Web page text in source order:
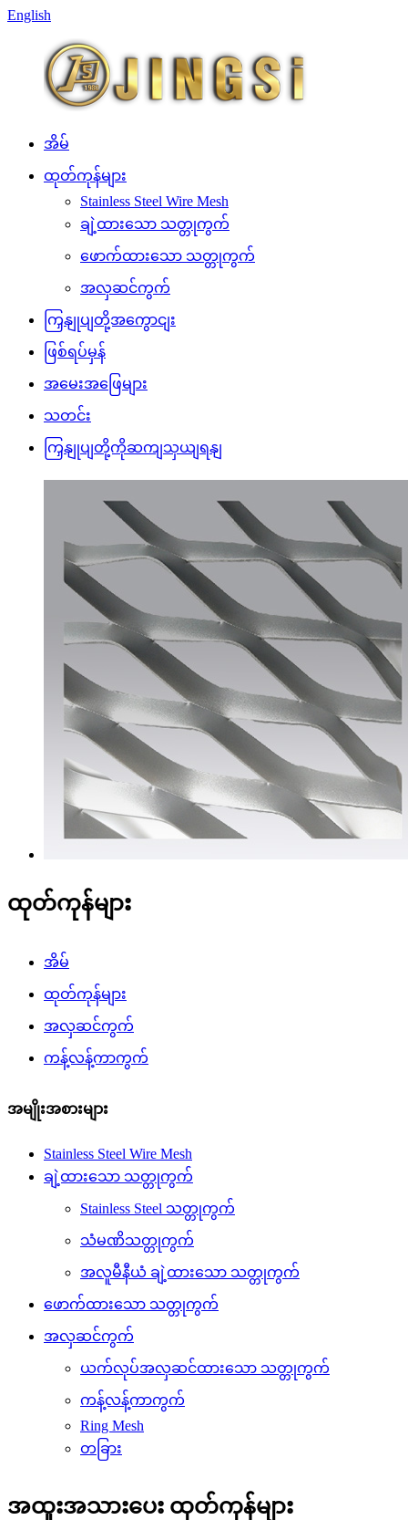
English
အိမ်
ထုတ်ကုန်များ
Stainless Steel Wire Mesh
ချဲ့ထားသော သတ္တုကွက်
ဖောက်ထားသော သတ္တုကွက်
အလှဆင်ကွက်
ကြှနျုပျတို့အကွောငျး
ဖြစ်ရပ်မှန်
အမေးအဖြေများ
သတင်း
ကြှနျုပျတို့ကိုဆကျသှယျရနျ
ထုတ်ကုန်များ
အိမ်
ထုတ်ကုန်များ
အလှဆင်ကွက်
ကန့်လန့်ကာကွက်
အမျိုးအစားများ
Stainless Steel Wire Mesh
ချဲ့ထားသော သတ္တုကွက်
Stainless Steel သတ္တုကွက်
သံမဏိသတ္တုကွက်
အလူမီနီယံ ချဲ့ထားသော သတ္တုကွက်
ဖောက်ထားသော သတ္တုကွက်
အလှဆင်ကွက်
ယက်လုပ်အလှဆင်ထားသော သတ္တုကွက်
ကန့်လန့်ကာကွက်
Ring Mesh
တခြား
အထူးအသားပေး ထုတ်ကုန်များ